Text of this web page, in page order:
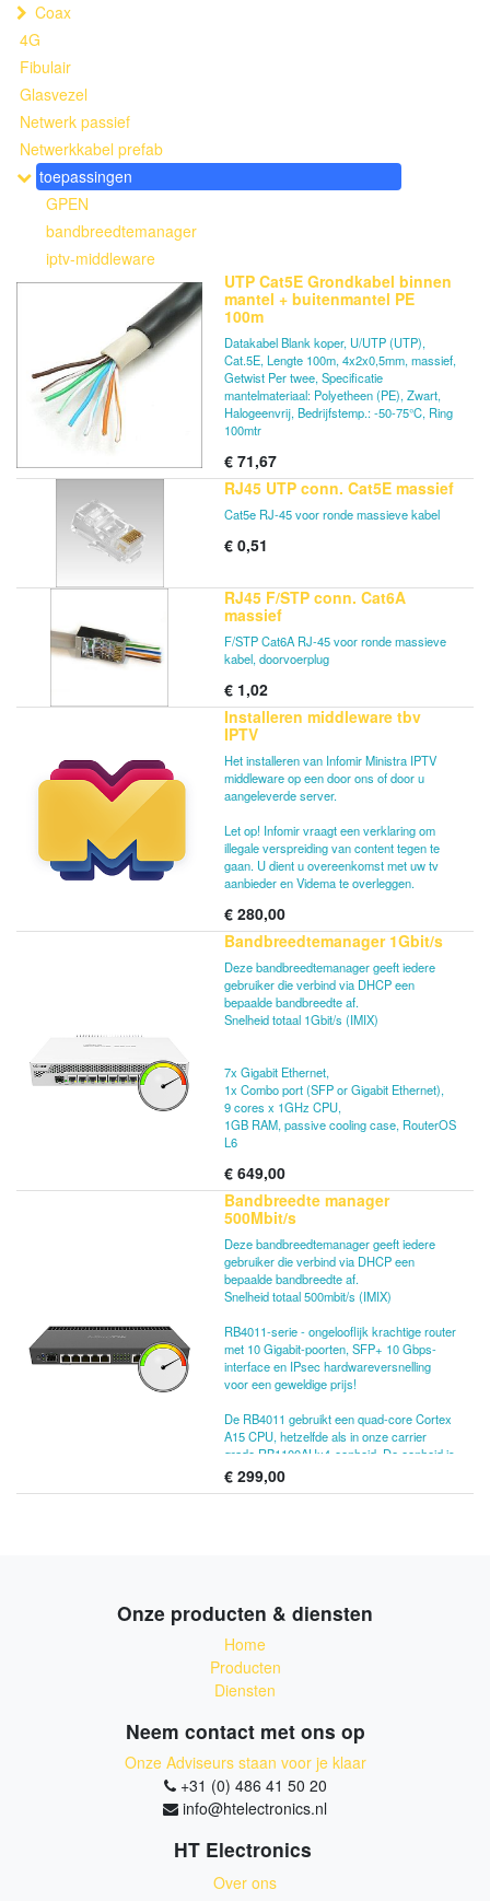
Coax
4G
Fibulair
Glasvezel
Netwerk passief
Netwerkkabel prefab
toepassingen
GPEN
bandbreedtemanager
iptv-middleware
UTP Cat5E Grondkabel binnen
mantel + buitenmantel PE
100m
Datakabel Blank koper, U/UTP (UTP),
Cat.5E, Lengte 100m, 4x2x0,5mm, massief,
Getwist Per twee, Specificatie
mantelmateriaal: Polyetheen (PE), Zwart,
Halogeenvrij, Bedrijfstemp.: -50-75°C, Ring
100mtr
€ 71,67
RJ45 UTP conn. Cat5E massief
Cat5e RJ-45 voor ronde massieve kabel
€ 0,51
RJ45 F/STP conn. Cat6A
massief
F/STP Cat6A RJ-45 voor ronde massieve
kabel, doorvoerplug
€ 1,02
Installeren middleware tbv
IPTV
Het installeren van Infomir Ministra IPTV
middleware op een door ons of door u
aangeleverde server.
Let op! Infomir vraagt een verklaring om
illegale verspreiding van content tegen te
gaan. U dient u overeenkomst met uw tv
aanbieder en Videma te overleggen.
€ 280,00
Bandbreedtemanager 1Gbit/s
Deze bandbreedtemanager geeft iedere
gebruiker die verbind via DHCP een
bepaalde bandbreedte af.
Snelheid totaal 1Gbit/s (IMIX)
7x Gigabit Ethernet,
1x Combo port (SFP or Gigabit Ethernet),
9 cores x 1GHz CPU,
1GB RAM, passive cooling case, RouterOS
L6
€ 649,00
Bandbreedte manager
500Mbit/s
Deze bandbreedtemanager geeft iedere
gebruiker die verbind via DHCP een
bepaalde bandbreedte af.
Snelheid totaal 500mbit/s (IMIX)
RB4011-serie - ongelooflijk krachtige router
met 10 Gigabit-poorten, SFP+ 10 Gbps-
interface en IPsec hardwareversnelling
voor een geweldige prijs!
De RB4011 gebruikt een quad-core Cortex
A15 CPU, hetzelfde als in onze carrier
grade RB1100AHx4-eenheid. De eenheid is
uitgerust met 1 GB RAM, kan PoE-uitvoer
leveren op poort #10 en wordt geleverd met
bevestigen.
€ 299,00
Onze producten & diensten
Home
Producten
Diensten
Neem contact met ons op
Onze Adviseurs staan voor je klaar
+31 (0) 486 41 50 20
info@htelectronics.nl
HT Electronics
Over ons